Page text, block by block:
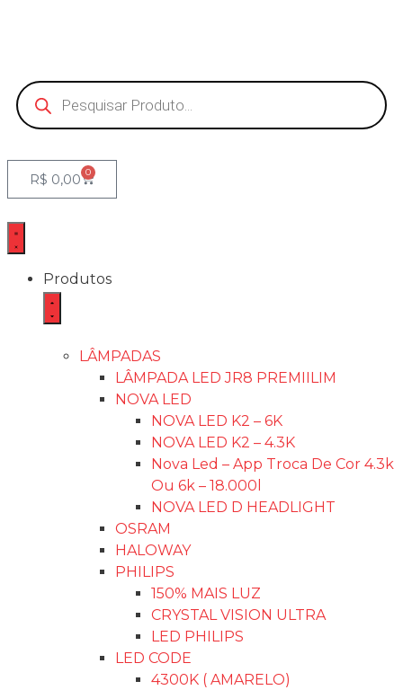
R$ 0,00 0
Produtos
LÂMPADAS
LÂMPADA LED JR8 PREMIILIM
NOVA LED
NOVA LED K2 – 6K
NOVA LED K2 – 4.3K
Nova Led – App Troca De Cor 4.3k
Ou 6k – 18.000l
NOVA LED D HEADLIGHT
OSRAM
HALOWAY
PHILIPS
150% MAIS LUZ
CRYSTAL VISION ULTRA
LED PHILIPS
LED CODE
4300K ( AMARELO)